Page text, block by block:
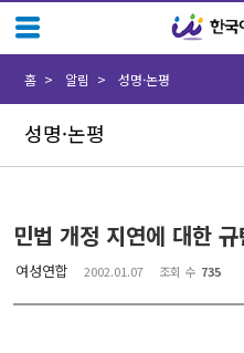
성명·논평
홈 알림 성명·논평
민법 개정 지연에 대한
여성연합 2002.01.07 조회 수 735